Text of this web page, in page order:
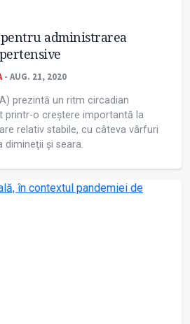
administrarea
- AUG. 21, 2020
prezintă un ritm circadian
printr-o creștere importantă la
relativ stabile, cu câteva vârfuri
dimineţii și seara.